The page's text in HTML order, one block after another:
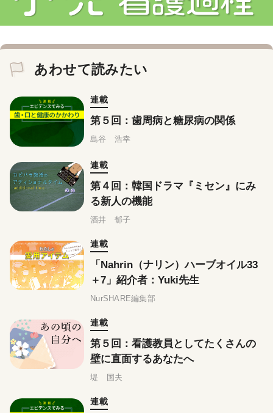
あわせて読みたい
連載
第５回：歯周病と糖尿病の関係
島谷 浩幸
連載
第４回：韓国ドラマ『ミセン』にみ
る新人の機能
酒井 郁子
連載
「Nahrin（ナリン）ハーブオイル33
＋7」紹介者：Yuki先生
NurSHARE編集部
連載
第５回：看護教員としてたくさんの
壁に直面するあなたへ
堤 国夫
連載